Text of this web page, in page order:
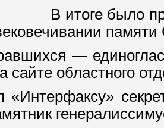
В итоге было
памяти
—
сайте областного
«Интерфаксу»